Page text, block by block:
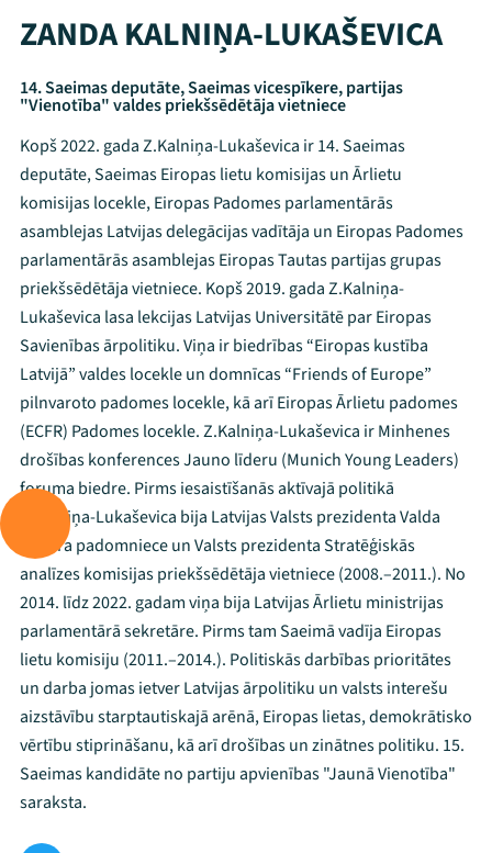
ZANDA KALNIŅA-LUKAŠEVICA
14. Saeimas deputāte, Saeimas vicespīkere, partijas
"Vienotība" valdes priekšsēdētāja vietniece
Kopš 2022. gada Z.Kalniņa-Lukaševica ir 14. Saeimas
deputāte, Saeimas Eiropas lietu komisijas un Ārlietu
komisijas locekle, Eiropas Padomes parlamentārās
asamblejas Latvijas delegācijas vadītāja un Eiropas Padomes
parlamentārās asamblejas Eiropas Tautas partijas grupas
priekšsēdētāja vietniece. Kopš 2019. gada Z.Kalniņa-
Lukaševica lasa lekcijas Latvijas Universitātē par Eiropas
Savienības ārpolitiku. Viņa ir biedrības “Eiropas kustība
Latvijā” valdes locekle un domnīcas “Friends of Europe”
pilnvaroto padomes locekle, kā arī Eiropas Ārlietu padomes
(ECFR) Padomes locekle. Z.Kalniņa-Lukaševica ir Minhenes
drošības konferences Jauno līderu (Munich Young Leaders)
foruma biedre. Pirms iesaistīšanās aktīvajā politikā
Z.Kalniņa-Lukaševica bija Latvijas Valsts prezidenta Valda
Zatlera padomniece un Valsts prezidenta Stratēģiskās
analīzes komisijas priekšsēdētāja vietniece (2008.–2011.). No
2014. līdz 2022. gadam viņa bija Latvijas Ārlietu ministrijas
parlamentārā sekretāre. Pirms tam Saeimā vadīja Eiropas
lietu komisiju (2011.–2014.). Politiskās darbības prioritātes
un darba jomas ietver Latvijas ārpolitiku un valsts interešu
aizstāvību starptautiskajā arēnā, Eiropas lietas, demokrātisko
vērtību stiprināšanu, kā arī drošības un zinātnes politiku. 15.
Saeimas kandidāte no partiju apvienības "Jaunā Vienotība"
saraksta.